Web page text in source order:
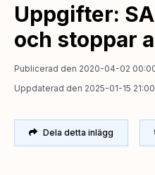
Uppgifter:
och stoppar
Publicerad den 2020-04-02
Uppdaterad den 2025-01-15 21:00
Dela detta inlägg